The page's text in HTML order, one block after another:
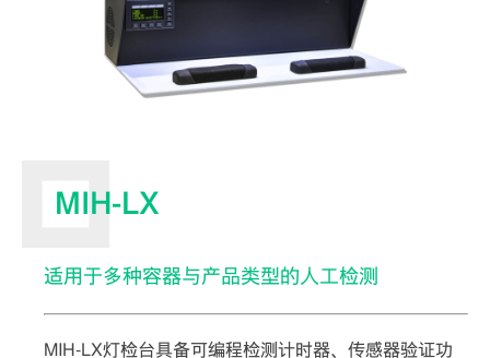
MIH-LX
适用于多种容器与产品类型的人工检测
MIH-LX灯检台具备可编程检测计时器、传感器验证功